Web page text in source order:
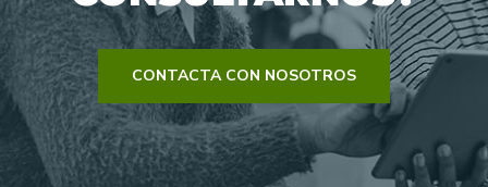
CONTACTA CON NOSOTROS